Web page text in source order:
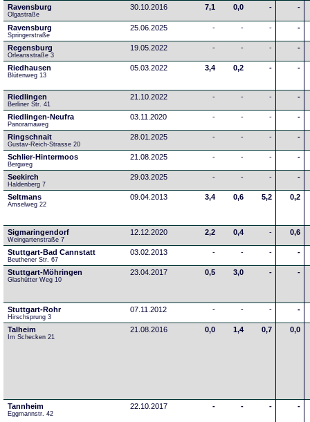
Ravensburg
Olgastraße
30.10.2016 7,1 0,0 - -
Ravensburg
Springerstraße
25.06.2025 - - - -
Regensburg
Orleansstraße 3
19.05.2022 - - - -
Riedhausen
Blütenweg 13
05.03.2022 3,4 0,2 - -
Riedlingen
Berliner Str. 41
21.10.2022 - - - -
Riedlingen-Neufra
Panoramaweg
03.11.2020 - - - -
Ringschnait
Gustav-Reich-Strasse 20
28.01.2025 - - - -
Schlier-Hintermoos
Bergweg
21.08.2025 - - - -
Seekirch
Haldenberg 7
29.03.2025 - - - -
Seltmans
Amselweg 22
09.04.2013 3,4 0,6 5,2 0,2
Sigmaringendorf
Weingartenstraße 7
12.12.2020 2,2 0,4 - 0,6
Stuttgart-Bad Cannstatt
Beuthener Str. 67
03.02.2013 - - - -
Stuttgart-Möhringen
Glashütter Weg 10
23.04.2017 0,5 3,0 - -
Stuttgart-Rohr
Hirschsprung 3
07.11.2012 - - - -
Talheim
Im Schecken 21
21.08.2016 0,0 1,4 0,7 0,0
Tannheim
Eggmannstr. 42
22.10.2017 - - - -